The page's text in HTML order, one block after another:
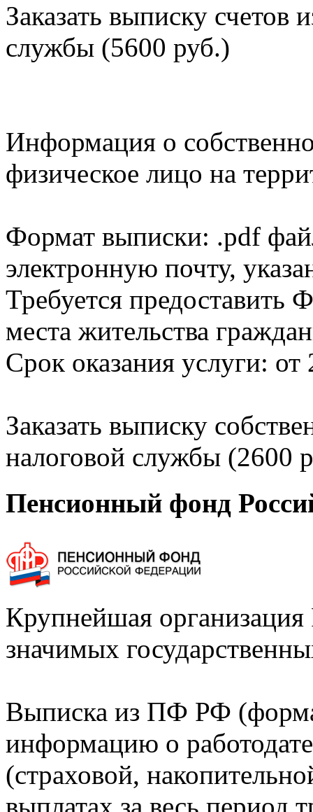
Заказать выписку счетов
службы (5600 руб.)
Информация о
физическое лицо на
Формат выписки: .pdf
электронную почту,
Требуется
места жительства
Срок оказания услуги: от
Заказать выписку
налоговой службы (2600
Пенсионный фонд
Крупнейшая
значимых
Выписка из ПФ РФ
информацию о
(страховой,
выплатах за весь период